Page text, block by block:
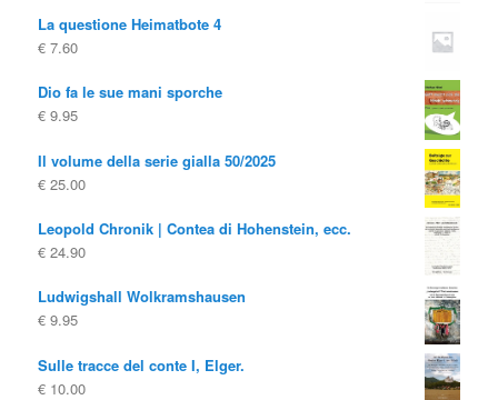
La questione Heimatbote 4
€ 7.60
Dio fa le sue mani sporche
€ 9.95
Il volume della serie gialla 50/2025
€ 25.00
Leopold Chronik | Contea di Hohenstein, ecc.
€ 24.90
Ludwigshall Wolkramshausen
€ 9.95
Sulle tracce del conte I, Elger.
€ 10.00